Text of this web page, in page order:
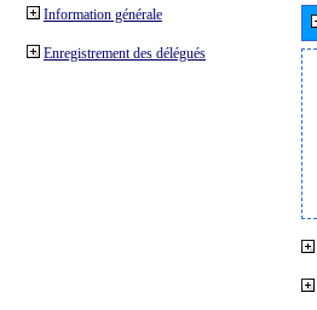
Information générale
Enregistrement des délégués